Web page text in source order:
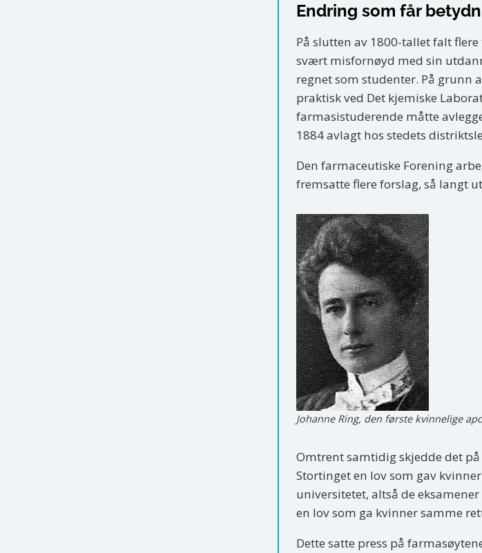
Endring som får
På slutten av 1800-tallet falt
svært misfornøyd med sin
regnet som studenter. På grunn
praktisk ved Det kjemiske
farmasistuderende måtte
1884 avlagt hos stedets
Den farmaceutiske Forening
fremsatte flere forslag, så langt
Johanne Ring, den første kvinnelige
Omtrent samtidig skjedde det
Stortinget en lov som gav
universitetet, altså de
en lov som ga kvinner samme
Dette satte press på